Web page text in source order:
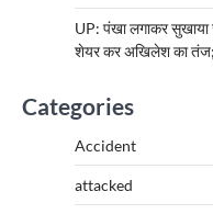
UP: पंखा लगाकर
शेयर कर अखिलेश का तंज;
Categories
Accident
attacked